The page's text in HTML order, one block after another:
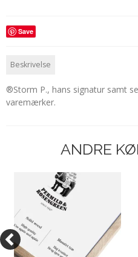
Save
Beskrivelse
®Storm P., hans signatur samt
varemærker.
ANDRE